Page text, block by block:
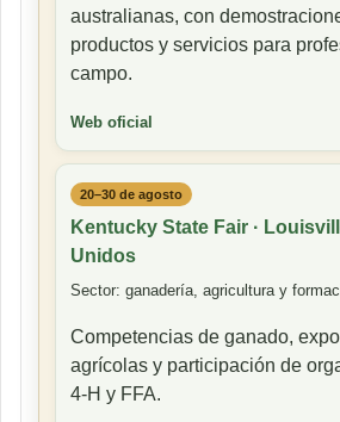
australianas, con
productos y servicios para
campo.
Web oficial
20–30 de agosto
Kentucky State Fair ·
Unidos
Sector: ganadería, agricultura y
Competencias de ganado,
agrícolas y participación de
4-H y FFA.